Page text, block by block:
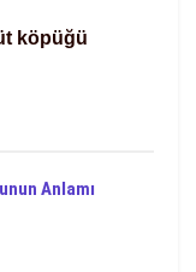
köpüğü
Anlamı